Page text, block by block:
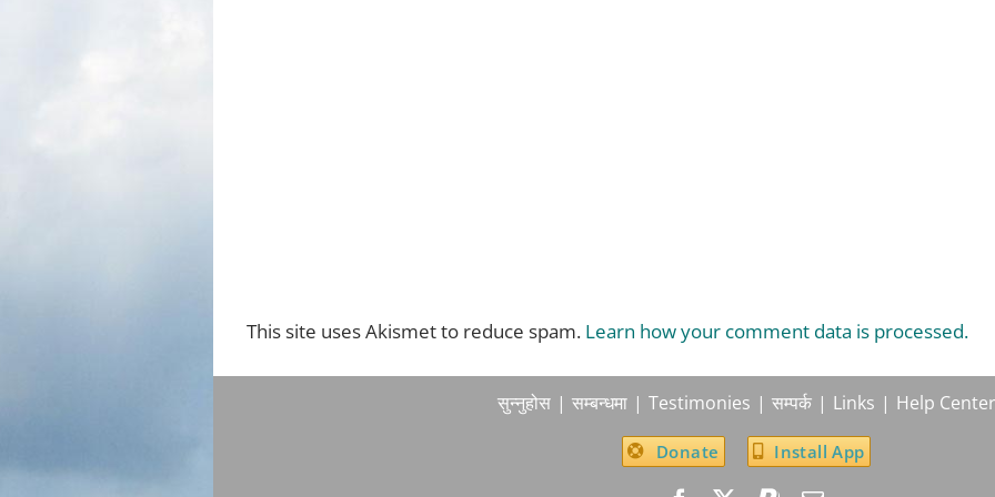
This site uses Akismet to reduce spam. Learn how your comment data is processed.
सुन्नुहोस सम्बन्धमा Testimonies सम्पर्क Links Help Center
Donate Install App